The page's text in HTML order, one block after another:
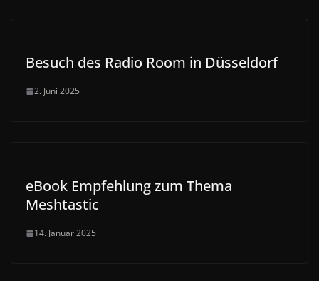
Besuch des Radio Room in Düsseldorf
2. Juni 2025
eBook Empfehlung zum Thema
Meshtastic
14. Januar 2025